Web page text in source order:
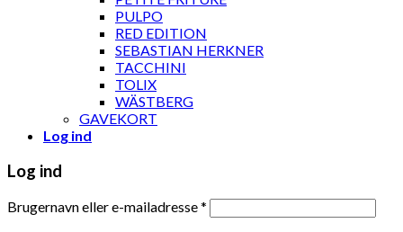
PULPO
RED EDITION
SEBASTIAN HERKNER
TACCHINI
TOLIX
WÄSTBERG
GAVEKORT
Log ind
Log ind
Brugernavn eller e-mailadresse*